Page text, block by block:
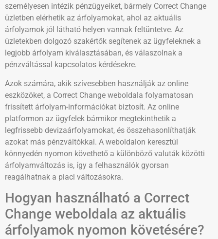
személyesen intézik pénzügyeiket, bármely Correct Change
üzletben elérhetik az árfolyamokat, ahol az aktuális
árfolyamok jól látható helyen vannak feltüntetve. Az
üzletekben dolgozó szakértők segítenek az ügyfeleknek a
legjobb árfolyam kiválasztásában, és válaszolnak a
pénzváltással kapcsolatos kérdésekre.
Azok számára, akik szívesebben használják az online
eszközöket, a Correct Change weboldala folyamatosan
frissített árfolyam-információkat biztosít. Az online
platformon az ügyfelek bármikor megtekinthetik a
legfrissebb devizaárfolyamokat, és összehasonlíthatják
azokat más pénzváltókkal. A weboldalon keresztül
könnyedén nyomon követhető a különböző valuták közötti
árfolyamváltozás is, így a felhasználók gyorsan
reagálhatnak a piaci változásokra.
Hogyan használható a Correct
Change weboldala az aktuális
árfolyamok nyomon követésére?